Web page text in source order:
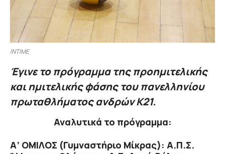
INTIME
Έγινε το πρόγραμμα της προημιτελικής
και ημιτελικής φάσης του πανελληνίου
πρωταθλήματος ανδρών Κ21.
Αναλυτικά το πρόγραμμα:
Α’ ΟΜΙΛΟΣ (Γυμναστήριο Μίκρας): Α.Π.Σ.